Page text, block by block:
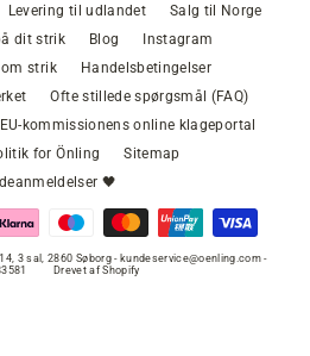
Levering til udlandet
Salg til Norge
dit strik
Blog
Instagram
strik
Handelsbetingelser
Ofte stillede spørgsmål (FAQ)
EU-kommissionens online klageportal
for Önling
Sitemap
🖤
3 sal, 2860 Søborg - kundeservice@oenling.com -
Drevet af Shopify